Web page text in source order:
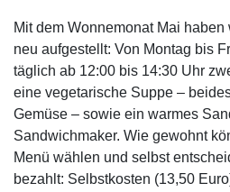
Mit dem Wonnemonat Mai
neu aufgestellt: Von Montag bis
täglich ab 12:00 bis 14:30 Uhr
eine vegetarische Suppe –
Gemüse – sowie ein warmes
Sandwichmaker. Wie gewohnt
Menü wählen und selbst
bezahlt: Selbstkosten (13,50